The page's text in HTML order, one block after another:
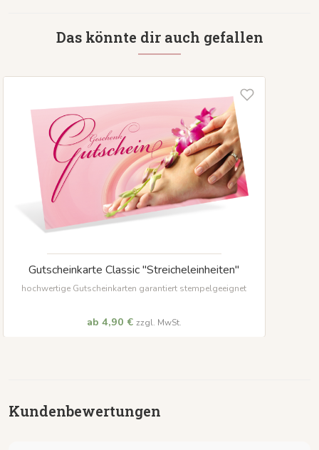
Das könnte dir auch gefallen
Gutscheinkarte Classic "Streicheleinheiten"
hochwertige Gutscheinkarten garantiert stempelgeeignet
ab 4,90 € zzgl. MwSt.
Kundenbewertungen